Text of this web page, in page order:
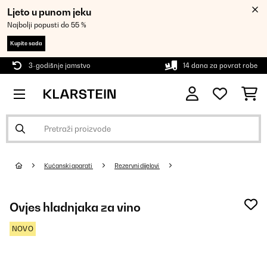
Ljeto u punom jeku
Najbolji popusti do 55 %
Kupite sada
3-godišnje jamstvo 14 dana za povrat robe
Kućanski aparati Rezervni dijelovi
Ovjes hladnjaka za vino
NOVO